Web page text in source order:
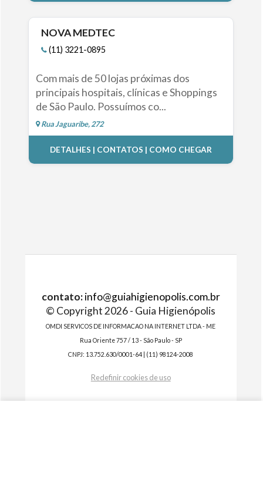
NOVA MEDTEC
(11) 3221-0895
Com mais de 50 lojas próximas dos
principais hospitais, clínicas e Shoppings
de São Paulo. Possuímos co...
Rua Jaguaribe, 272
DETALHES | CONTATOS | COMO CHEGAR
contato: info@guiahigienopolis.com.br
© Copyright 2026 - Guia Higienópolis
OMDI SERVICOS DE INFORMACAO NA INTERNET LTDA - ME
Rua Oriente 757 / 13 - São Paulo - SP
CNPJ: 13.752.630/0001-64 | (11) 98124-2008
Redefinir cookies de uso